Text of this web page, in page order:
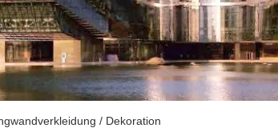
/ Dekoration